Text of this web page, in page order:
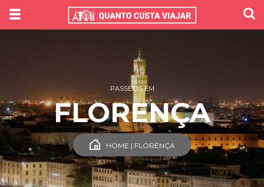
PASSEIOS EM
FLORENÇA
HOME | FLORENÇA